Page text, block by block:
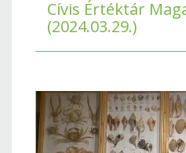
Cívis Értéktár
(2024.03.29.)